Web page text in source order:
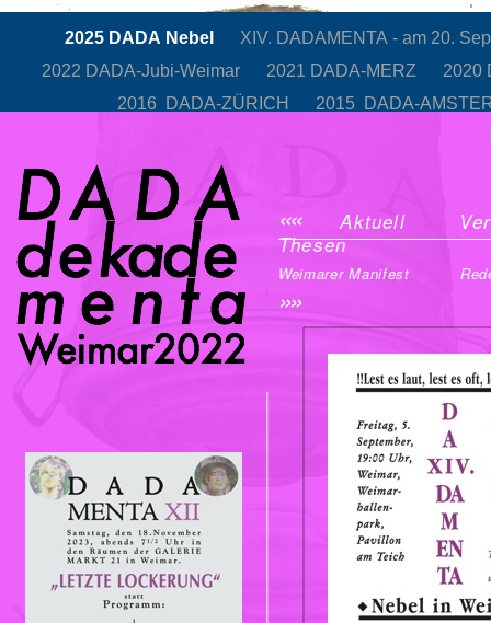
2025 DADA Nebel
XIV. DADAMENTA - am 20.
2022 DADA-Jubi-Weimar
2021 DADA-MERZ
2020
2016 DADA-ZÜRICH
2015 DADA-
«« Aktuell
Thesen
Weimarer Manifest
»»